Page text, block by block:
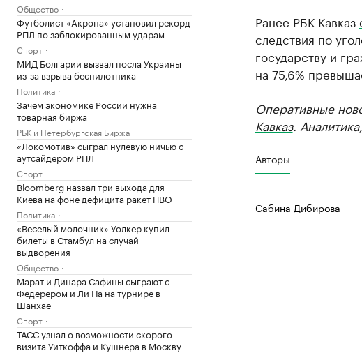
Общество
Футболист «Акрона» установил рекорд
РПЛ по заблокированным ударам
Спорт
МИД Болгарии вызвал посла Украины
из-за взрыва беспилотника
Политика
Зачем экономике России нужна
товарная биржа
РБК и Петербургская Биржа
«Локомотив» сыграл нулевую ничью с
аутсайдером РПЛ
Спорт
Bloomberg назвал три выхода для
Киева на фоне дефицита ракет ПВО
Политика
«Веселый молочник» Уолкер купил
билеты в Стамбул на случай
выдворения
Общество
Марат и Динара Сафины сыграют с
Федерером и Ли На на турнире в
Шанхае
Спорт
ТАСС узнал о возможности скорого
визита Уиткоффа и Кушнера в Москву
Ранее РБК Кавказ
следствия по
государству и
на 75,6%
Оперативные
Кавказ.
Авторы
Сабина Дибирова